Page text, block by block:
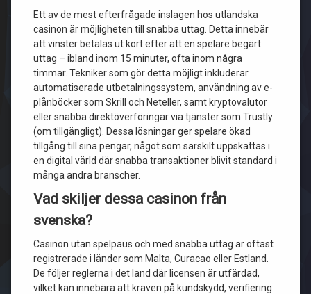
Ett av de mest efterfrågade inslagen hos utländska
casinon är möjligheten till snabba uttag. Detta innebär
att vinster betalas ut kort efter att en spelare begärt
uttag – ibland inom 15 minuter, ofta inom några
timmar. Tekniker som gör detta möjligt inkluderar
automatiserade utbetalningssystem, användning av e-
plånböcker som Skrill och Neteller, samt kryptovalutor
eller snabba direktöverföringar via tjänster som Trustly
(om tillgängligt). Dessa lösningar ger spelare ökad
tillgång till sina pengar, något som särskilt uppskattas i
en digital värld där snabba transaktioner blivit standard i
många andra branscher.
Vad skiljer dessa casinon från
svenska?
Casinon utan spelpaus och med snabba uttag är oftast
registrerade i länder som Malta, Curacao eller Estland.
De följer reglerna i det land där licensen är utfärdad,
vilket kan innebära att kraven på kundskydd, verifiering